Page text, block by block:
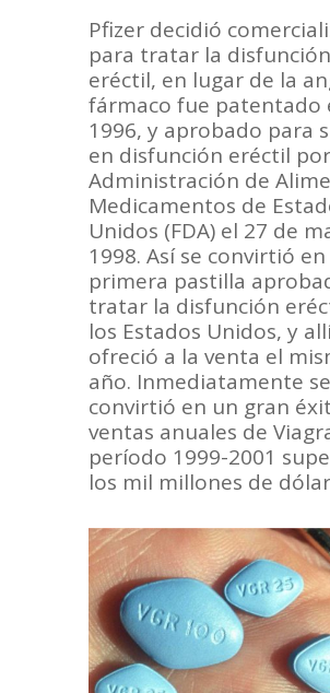
Pfizer decidió
para tratar la disfunción
eréctil, en lugar de la
fármaco fue patentado
1996, y aprobado para
en disfunción eréctil
Administración de
Medicamentos de
Unidos (FDA) el 27 de
1998. Así se convirtió en
primera pastilla
tratar la disfunción
los Estados Unidos, y
ofreció a la venta el
año. Inmediatamente se
convirtió en un gran
ventas anuales de
período 1999-2001
los mil millones de